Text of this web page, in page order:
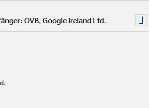
Du aktiv werden?
OVB, Google Ireland Ltd.